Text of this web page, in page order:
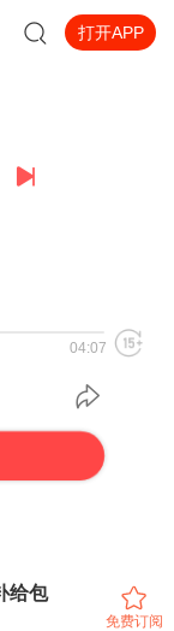
打开APP
04:07
给包
免费订阅